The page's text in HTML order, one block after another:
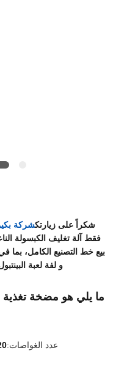
شكراً على زيارتكشركة
فقط آلة تغليف الكبسولة
بيع خط التصنيع الكامل، بما
و لفة لعبة
ما يلي هو مضخة
عدد الغواصات: